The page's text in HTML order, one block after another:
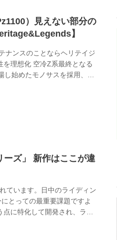
）見えない部分の
】
ンスのことならヘリテイジ
を理想化 空冷Z系最終となる
始めたモノサスを採用、カ
に対してサンクチュアリ
コウガが手を入れたもの
スーパースポーツ、YZF-
ーズ」 新作はここが違
ています。日中のライディン
とっての最重要課題ですよ
に特化して開発され、ライ
ークロージング）の「空冷